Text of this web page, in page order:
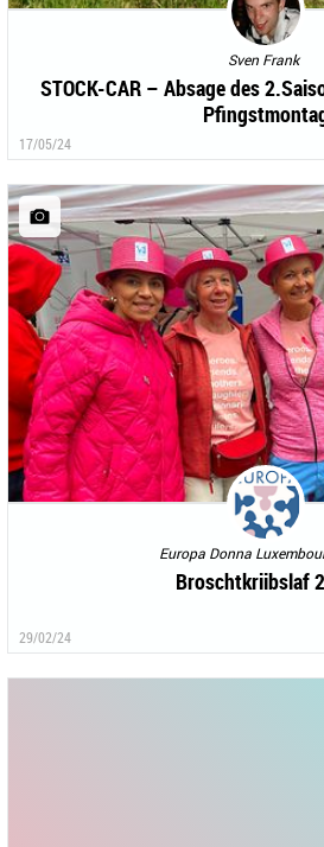
Sven Frank
STOCK-CAR – Absage des
17/05/24
Europa Donna
Broschtkriibslaf
29/02/24